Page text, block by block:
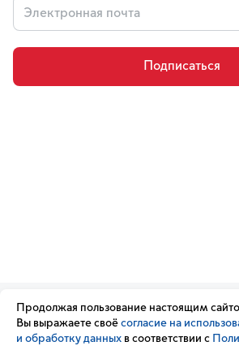
Подписаться
Организации транспортного
комплекса
Продолжая пользование настоящим
Вы выражаете своё согласие на
и обработку данных в соответствии с